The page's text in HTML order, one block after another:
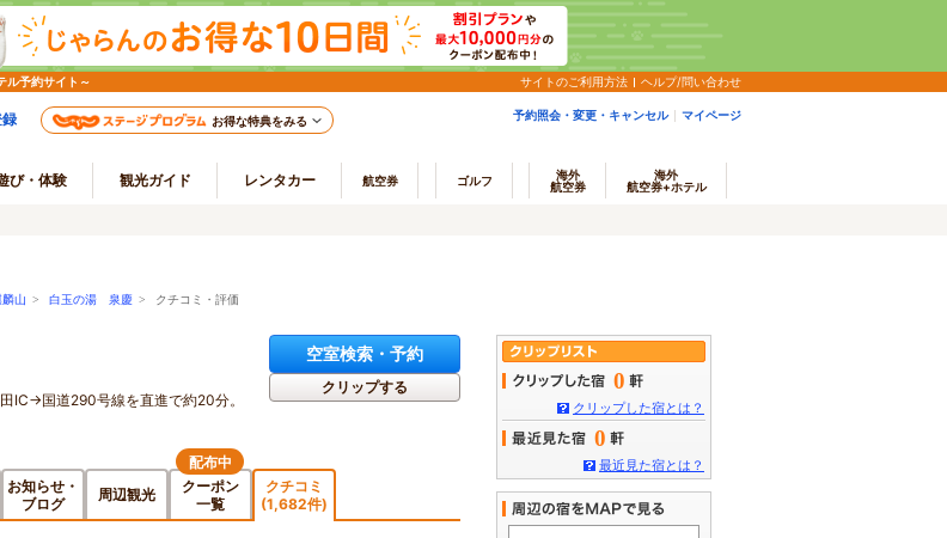
ル予約サイト～ サイトのご利用方法 ヘルプ/問い合わせ
お得な特典をみる 予約照会・変更・キャンセル マイページ
び・体験 観光ガイド レンタカー 航空券 ゴルフ
海外
航空券
海外
航空券+ホテル
山 > 白玉の湯 泉慶 > クチコミ・評価
IC→国道290号線を直進で約20分。
空室検索・予約
クリップする
お知らせ・
ブログ
周辺観光
クーポン
一覧
配布中
クチコミ
(1,682件)
0
クリップした宿とは？
0
最近見た宿とは？